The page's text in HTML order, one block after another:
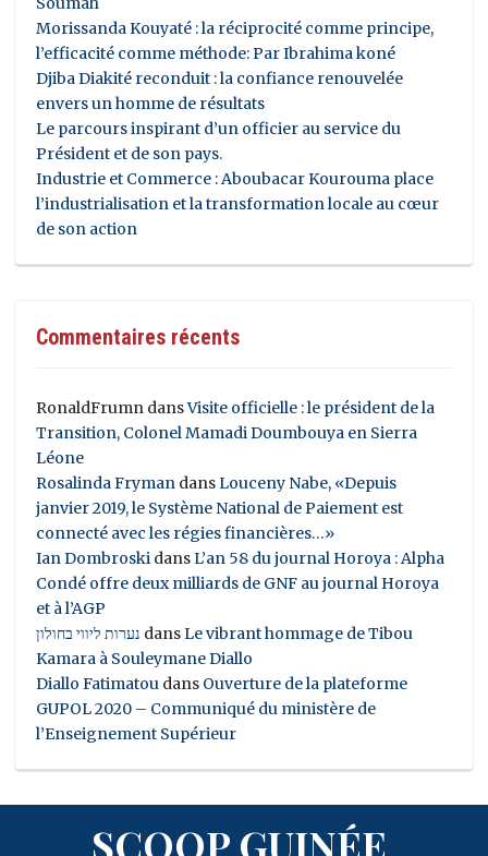
Morissanda Kouyaté : la réciprocité comme principe,
l’efficacité comme méthode: Par Ibrahima koné
Djiba Diakité reconduit : la confiance renouvelée
envers un homme de résultats
Le parcours inspirant d’un officier au service du
Président et de son pays.
Industrie et Commerce : Aboubacar Kourouma place
l’industrialisation et la transformation locale au cœur
de son action
Commentaires récents
RonaldFrumn dansVisite officielle : le président de la
Transition, Colonel Mamadi Doumbouya en Sierra
Léone
Rosalinda Fryman dansLouceny Nabe, «Depuis
janvier 2019, le Système National de Paiement est
connecté avec les régies financières…»
Ian Dombroski dansL’an 58 du journal Horoya : Alpha
Condé offre deux milliards de GNF au journal Horoya
et à l’AGP
נערות ליווי בחולון dansLe vibrant hommage de Tibou
Kamara à Souleymane Diallo
Diallo Fatimatou dans Ouverture de la plateforme
GUPOL 2020 – Communiqué du ministère de
l’Enseignement Supérieur
SCOOP GUINÉE